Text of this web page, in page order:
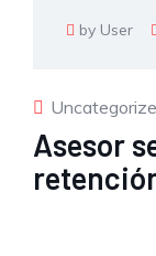
by User
Asesor